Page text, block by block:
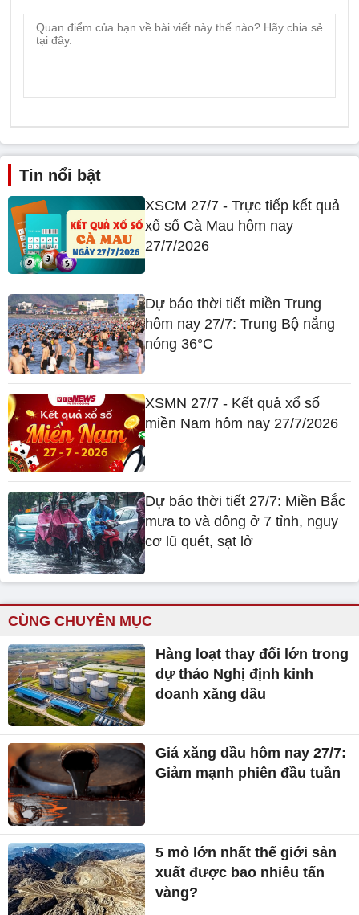
Tin nổi bật
XSCM 27/7 - Trực tiếp kết quả
xổ số Cà Mau hôm nay
27/7/2026
Dự báo thời tiết miền Trung
hôm nay 27/7: Trung Bộ nắng
nóng 36°C
XSMN 27/7 - Kết quả xổ số
miền Nam hôm nay 27/7/2026
Dự báo thời tiết 27/7: Miền Bắc
mưa to và dông ở 7 tỉnh, nguy
cơ lũ quét, sạt lở
CÙNG CHUYÊN MỤC
Hàng loạt thay đổi lớn trong
dự thảo Nghị định kinh
doanh xăng dầu
Giá xăng dầu hôm nay 27/7:
Giảm mạnh phiên đầu tuần
5 mỏ lớn nhất thế giới sản
xuất được bao nhiêu tấn
vàng?